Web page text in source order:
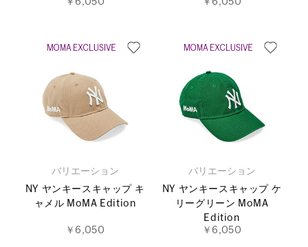
￥6,050 ￥6,050
バリエーション
NY ヤンキースキャップ キ
ャメル MoMA Edition
￥6,050
バリエーション
NY ヤンキースキャップ ケ
リーグリーン MoMA
Edition
￥6,050